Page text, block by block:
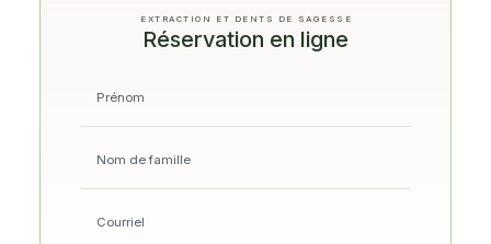
EXTRACTION ET DENTS DE SAGESSE
Réservation en ligne